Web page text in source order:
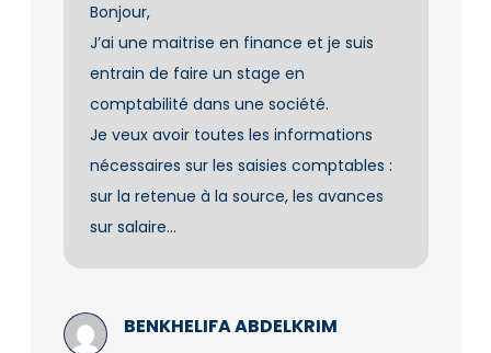
Bonjour,
J’ai une maitrise en finance et je suis
entrain de faire un stage en
comptabilité dans une société.
Je veux avoir toutes les informations
nécessaires sur les saisies comptables :
sur la retenue à la source, les avances
sur salaire…
BENKHELIFA ABDELKRIM